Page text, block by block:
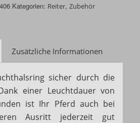
Kategorien: Reiter, Zubehör
Zusätzliche Informationen
sicher durch die
einer Leuchtdauer von
ist Ihr Pferd auch bei
Ausritt jederzeit gut